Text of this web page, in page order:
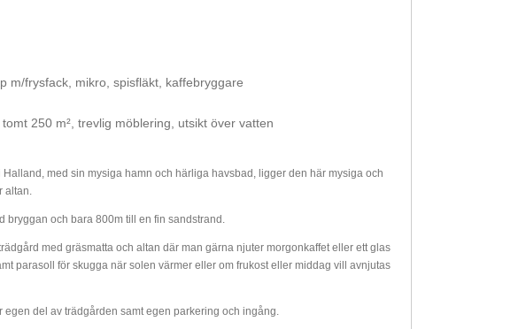
m/frysfack, mikro, spisfläkt, kaffebryggare
250 m², trevlig möblering, utsikt över vatten
med sin mysiga hamn och härliga havsbad, ligger den här mysiga och
altan.
och bara 800m till en fin sandstrand.
med gräsmatta och altan där man gärna njuter morgonkaffet eller ett glas
parasoll för skugga när solen värmer eller om frukost eller middag vill avnjutas
del av trädgården samt egen parkering och ingång.